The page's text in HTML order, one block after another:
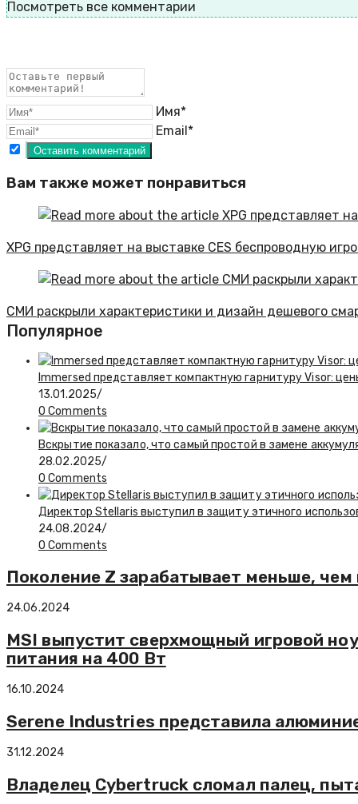
Посмотреть все комментарии
Имя*
Email*
Вам также может понравиться
XPG представляет на выставке CES беспроводную
СМИ раскрыли характеристики и дизайн дешевого
Популярное
Immersed представляет компактную гарнитуру Visor:
13.01.2025/
0 Comments
Вскрытие показало, что самый простой в замене
28.02.2025/
0 Comments
Директор Stellaris выступил в защиту этичного
24.08.2024/
0 Comments
Поколение Z зарабатывает меньше,
24.06.2024
MSI выпустит сверхмощный игровой
питания на 400 Вт
16.10.2024
Serene Industries представила
31.12.2024
Владелец Cybertruck сломал палец,